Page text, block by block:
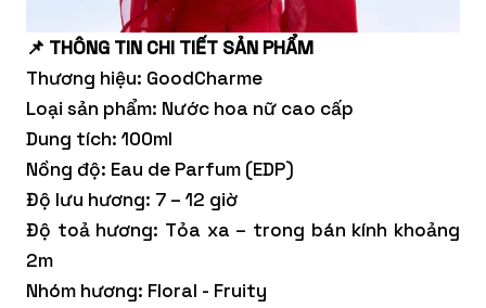
📌 THÔNG TIN CHI TIẾT SẢN PHẨM
Thương hiệu: GoodCharme
Loại sản phẩm: Nước hoa nữ cao cấp
Dung tích: 100ml
Nồng độ: Eau de Parfum (EDP)
Độ lưu hương: 7 – 12 giờ
Độ toả hương: Tỏa xa – trong bán kính khoảng
2m
Nhóm hương: Floral - Fruity